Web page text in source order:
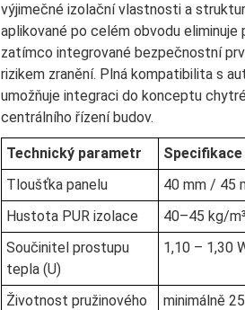
výjimečné izolační vlastnosti a
aplikované po celém obvodu eliminuje
zatímco integrované bezpečnostní
rizikem zranění. Plná kompatibilita s
umožňuje integraci do konceptu
centrálního řízení budov.
Technický parametr
Tloušťka panelu
40 mm / 45
Hustota PUR izolace
40–45 kg/
Součinitel prostupu
tepla (U)
1,10 – 1,30
Životnost pružinového
minimálně